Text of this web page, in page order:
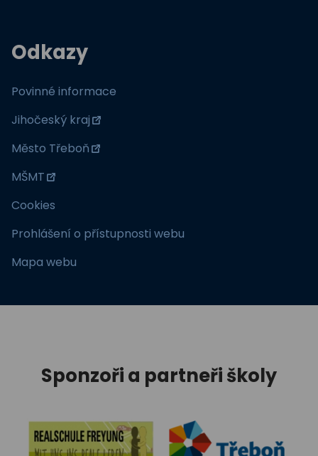
Odkazy
Povinné informace
Jihočeský kraj
Město Třeboň
MŠMT
Cookies
Prohlášení o přístupnosti webu
Mapa webu
Sponzoři a partneři školy